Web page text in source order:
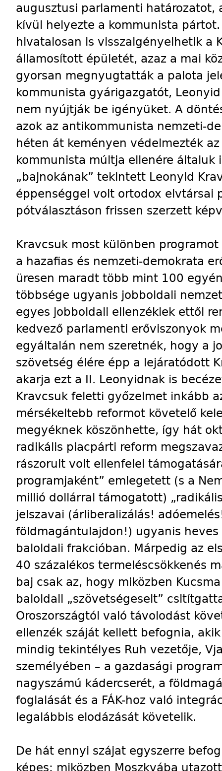
augusztusi parlamenti
kívül helyezte a kommunista
hivatalosan is visszaigényelhetik a
államosított épületét, azaz a mai
gyorsan megnyugtatták a palota
kommunista gyárigazgatót,
nem nyújtják be igényüket. A
azok az antikommunista nemzeti-
héten át keményen védelmezték
kommunista múltja ellenére általuk
„bajnokának” tekintett Leonyid
éppenséggel volt ortodox elvtársai
pótválasztáson frissen szerzett
Kravcsuk most különben
a hazafias és nemzeti-demokrata
üresen maradt több mint 100
többsége ugyanis jobboldali
egyes jobboldali ellenzékiek ettől
kedvező parlamenti erőviszonyok
egyáltalán nem szeretnék, hogy a
szövetség élére épp a lejáratódott
akarja ezt a II. Leonyidnak is
Kravcsuk feletti győzelmet inkább
mérsékeltebb reformot követelő
megyéknek köszönhette, így hát
radikális piacpárti reform
rászorult volt ellenfelei
programjaként” emlegetett (s a
millió dollárral támogatott)
jelszavai (árliberalizálás!
földmagántulajdon!) ugyanis heves
baloldali frakcióban. Márpedig az
40 százalékos termeléscsökkenés
baj csak az, hogy miközben
baloldali „szövetségeseit”
Oroszországtól való távolodást
ellenzék száját kellett befognia,
mindig tekintélyes Ruh vezetője,
személyében – a gazdasági
nagyszámú kádercserét, a
foglalását és a FÁK-hoz való
legalábbis elodázását követelik.
De hát ennyi szájat egyszerre
képes: miközben Moszkvába